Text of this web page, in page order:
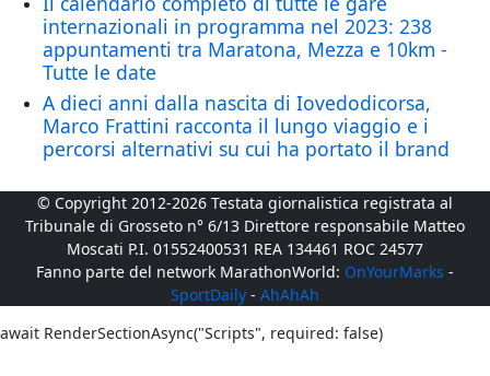
internazionali in programma nel 2023: 238
appuntamenti tra Maratona, Mezza e 10km -
Tutte le date
A dieci anni dalla nascita di Iovedodicorsa,
Marco Frattini racconta il lungo viaggio e i
percorsi alternativi su cui ha portato il brand
© Copyright 2012-2026 Testata giornalistica registrata al
Tribunale di Grosseto n° 6/13 Direttore responsabile Matteo
Moscati P.I. 01552400531 REA 134461 ROC 24577
Fanno parte del network MarathonWorld: OnYourMarks -
SportDaily - AhAhAh
await RenderSectionAsync("Scripts", required: false)